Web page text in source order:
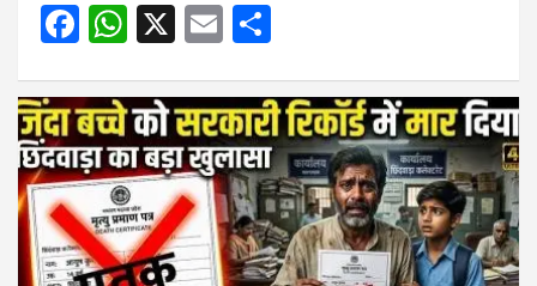
F
ce
b
o
o
k
W
at
s
A
p
p
X
E
ail ar
e